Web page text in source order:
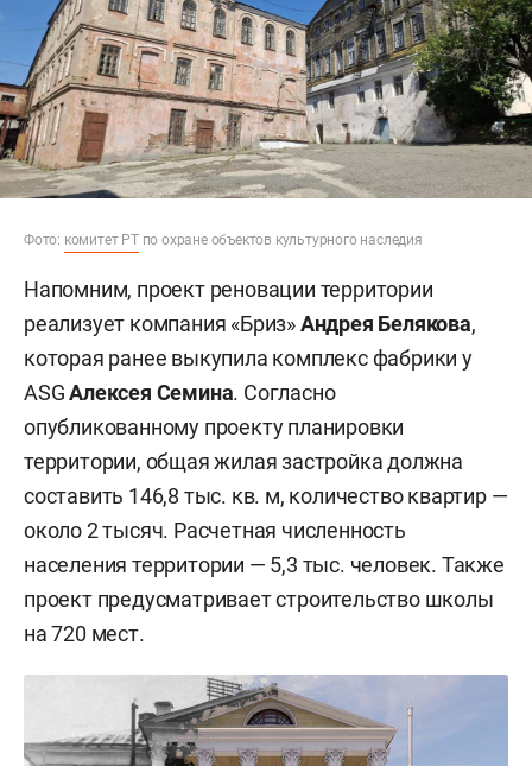
Фото: комитет РТпо охране объектов культурного наследия
Напомним, проект реновации территории
реализует компания «Бриз»Андрея Белякова,
которая ранее выкупила комплекс фабрики у
ASGАлексея Семина. Согласно
опубликованному проекту планировки
территории, общая жилая застройка должна
составить 146,8 тыс. кв. м, количество квартир —
около 2 тысяч. Расчетная численность
населения территории — 5,3 тыс. человек. Также
проект предусматривает строительство школы
на 720 мест.